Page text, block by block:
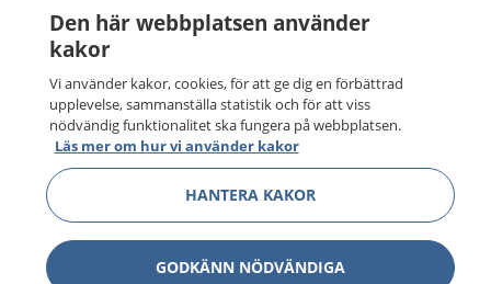
Den här webbplatsen använder
kakor
Vi använder kakor, cookies, för att ge dig en förbättrad
upplevelse, sammanställa statistik och för att viss
nödvändig funktionalitet ska fungera på webbplatsen.
Läs mer om hur vi använder kakor
HANTERA KAKOR
GODKÄNN NÖDVÄNDIGA